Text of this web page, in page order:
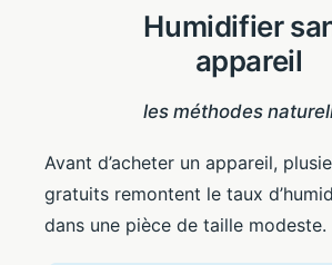
Humidifier
appareil
les méthodes
Avant d’acheter un appareil,
gratuits remontent le taux
dans une pièce de taille modeste.